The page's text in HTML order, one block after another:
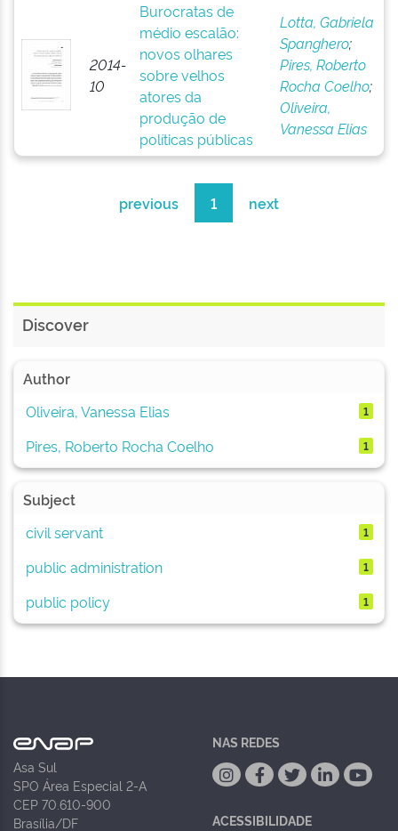
2014-
10
Burocratas de
médio escalão:
novos olhares
sobre velhos
atores da
produção de
políticas públicas
Lotta, Gabriela
Spanghero;
Pires, Roberto
Rocha Coelho;
Oliveira,
Vanessa Elias
previous 1 next
Discover
Author
Oliveira, Vanessa Elias
1
Pires, Roberto Rocha Coelho 1
Subject
civil servant
1
public administration 1
public policy 1
Asa Sul
SPO Área Especial 2-A
CEP 70.610-900
Brasília/DF
NAS REDES
ACESSIBILIDADE